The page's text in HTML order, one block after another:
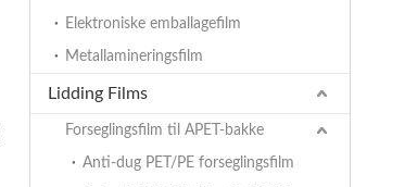
Elektroniske emballagefilm
Metallamineringsfilm
Lidding Films
Forseglingsfilm til APET-bakke
Anti-dug PET/PE forseglingsfilm